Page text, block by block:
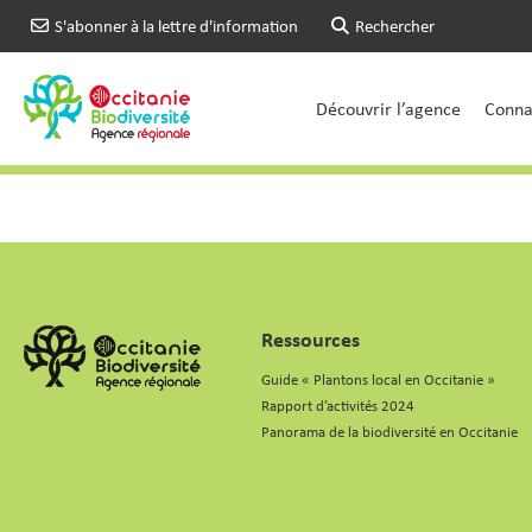
S'abonner à la lettre d'information Rechercher
Découvrir l’agence
Ressources
Guide « Plantons local en Occitanie »
Rapport d’activités 2024
Panorama de la biodiversité en Occitanie